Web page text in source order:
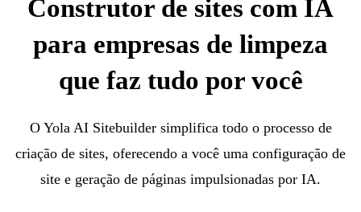
Construtor de sites com IA
para empresas de limpeza
que faz tudo por você
O Yola AI Sitebuilder simplifica todo o processo de
criação de sites, oferecendo a você uma configuração de
site e geração de páginas impulsionadas por IA.